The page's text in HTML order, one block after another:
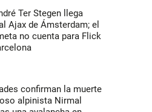
Ter Stegen llega
Ajax de Ámsterdam; el
no cuenta para Flick
confirman la muerte
alpinista Nirmal